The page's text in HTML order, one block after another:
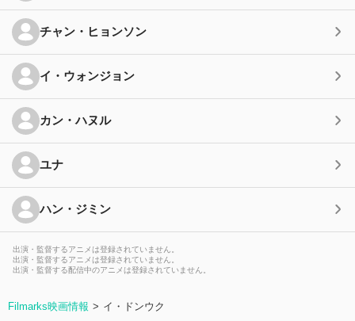
チャン・ヒョンソン
イ・ウォンジョン
カン・ハヌル
ユナ
ハン・ジミン
出演・監督するアニメは登録されていません。
出演・監督するアニメは登録されていません。
出演・監督する配信中のアニメは登録されていません。
Filmarks映画情報 イ・ドンウク